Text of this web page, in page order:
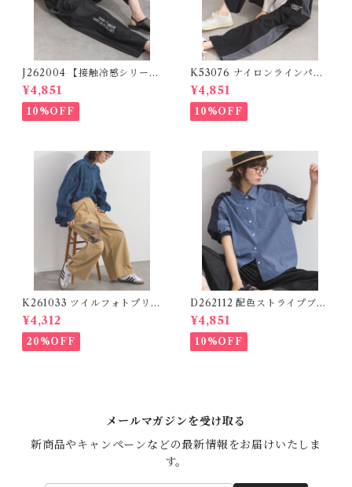
J262004 【接触冷感シリー
ズ】 ツイルワーク風ロゴパン
ツ / Cool Touch Twill Work
Logo Pants (残りわずか)
¥4,851
10%OFF
K53076 ナイロンラインパン
ツ / Nylon Line Pants (残り
わずか)
¥4,851
10%OFF
K261033 ツイルフォトプリン
トイージーテーパードパンツ /
Twill Photo Print Easy Tap
ered Pants
¥4,312
20%OFF
D262112 配色ストライプブラ
ウス / Color Block Stripe R
elaxed Blouse 【re-stock】
¥4,851
10%OFF
メールマガジンを受け取る
新商品やキャンペーンなどの最新情報をお届けいたしま
す。